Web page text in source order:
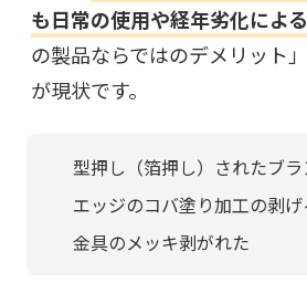
も日常の使用や経年劣化による
の製品ならではのデメリット
が現状です。
型押し（箔押し）されたブ
エッジのコバ塗り加工の剥げ
金具のメッキ剥がれた